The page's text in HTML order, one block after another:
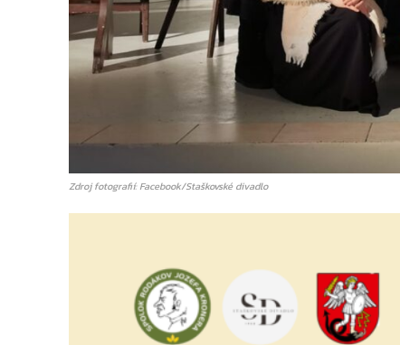
Zdroj fotografií: Facebook/Staškovské divadlo